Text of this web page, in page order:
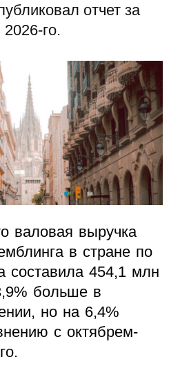
отчет за
го.
валовая выручка
в стране по
составила 454,1 млн
больше в
но на 6,4%
с октябрем-